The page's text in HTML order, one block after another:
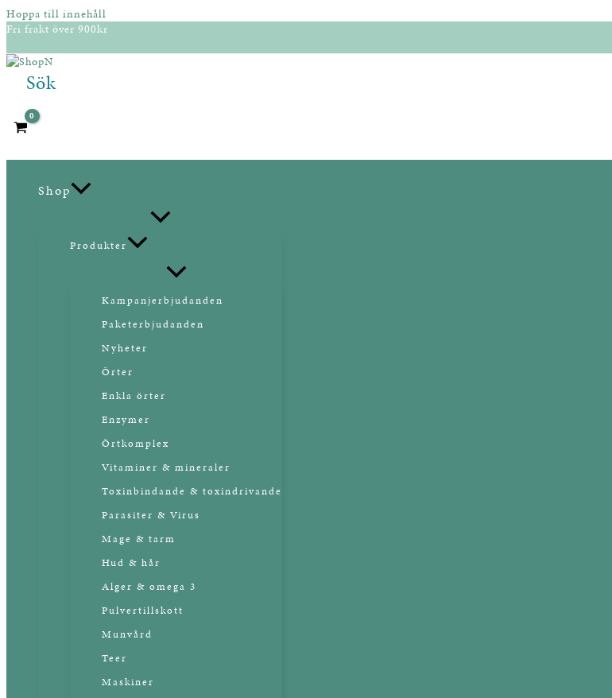
Hoppa till innehåll
Fri frakt över 900kr
Sök
Shop
Produkter
Kampanjerbjudanden
Paketerbjudanden
Nyheter
Örter
Enkla örter
Enzymer
Örtkomplex
Vitaminer & mineraler
Toxinbindande & toxindrivande
Parasiter & Virus
Mage & tarm
Hud & hår
Alger & omega 3
Pulvertillskott
Munvård
Teer
Maskiner